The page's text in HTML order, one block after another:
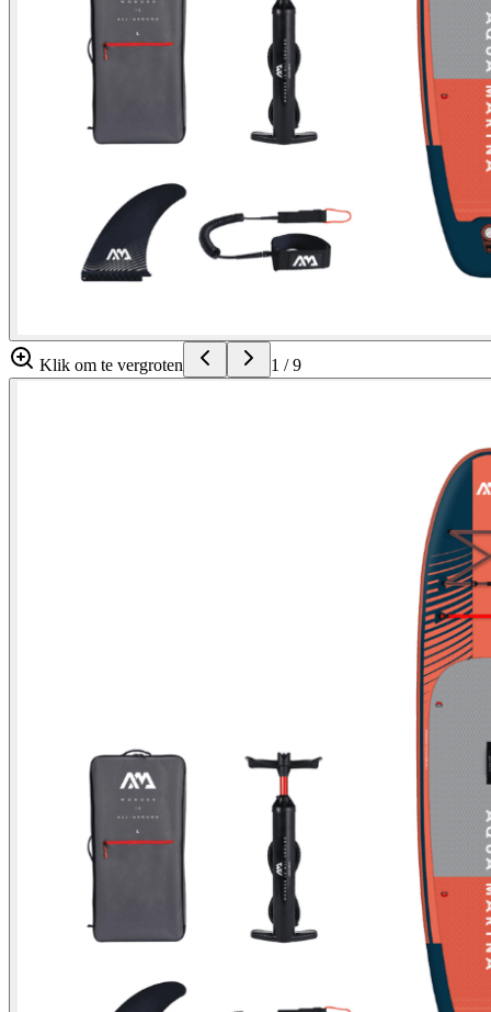
Klik om te vergroten 1 /9